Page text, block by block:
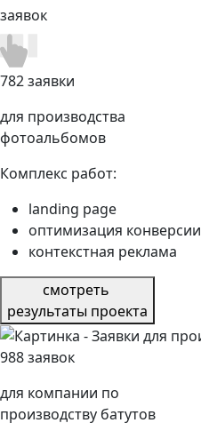
заявок
782 заявки
для производства
фотоальбомов
Комплекс работ:
landing page
оптимизация конверсии
контекстная реклама
смотреть
результаты проекта
988 заявок
для компании по
производству батутов